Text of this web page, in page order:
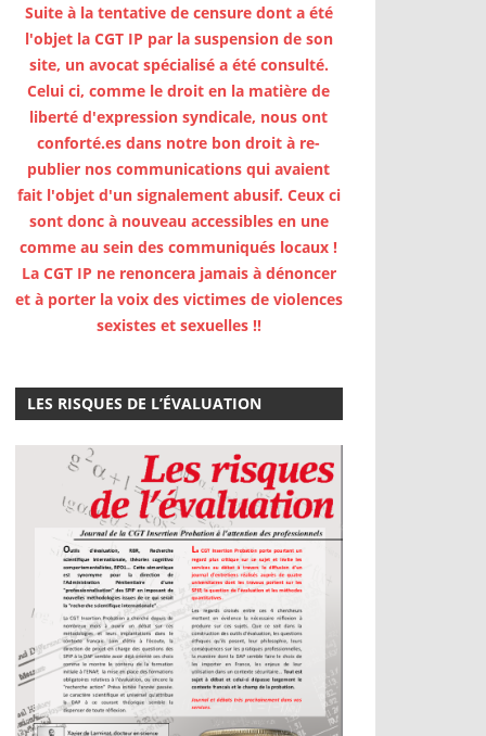
Suite à la tentative de censure dont a été
l'objet la CGT IP par la suspension de son
site, un avocat spécialisé a été consulté.
Celui ci, comme le droit en la matière de
liberté d'expression syndicale, nous ont
conforté.es dans notre bon droit à re-
publier nos communications qui avaient
fait l'objet d'un signalement abusif. Ceux ci
sont donc à nouveau accessibles en une
comme au sein des communiqués locaux !
La CGT IP ne renoncera jamais à dénoncer
et à porter la voix des victimes de violences
sexistes et sexuelles !!
LES RISQUES DE L’ÉVALUATION